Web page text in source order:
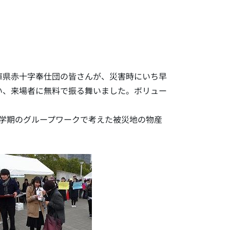
赤十字奉仕団の皆さんが、災害時にいち早
来場者に無料で振る舞いました。ボリュー
期のグループワークで考えた被災地の物産